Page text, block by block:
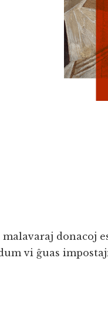
donacoj
vi ĝuas